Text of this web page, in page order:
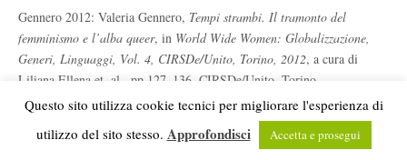
Gennero 2012: Valeria Gennero, Tempi strambi. Il tramonto del
femminismo e l’alba queer, in World Wide Women: Globalizzazione,
Generi, Linguaggi, Vol. 4, CIRSDe/Unito, Torino, 2012, a cura di
Liliana Ellena et. al., pp.127–136, CIRSDe/Unito, Torino
Hendler 2001: Jane Hendler,Best-sellers and Their Film Adaptations in
Postwar America, P. Lang, New York 2001
Questo sito utilizza cookie tecnici per migliorare l'esperienza di
utilizzo del sito stesso. Approfondisci Accetta e prosegui